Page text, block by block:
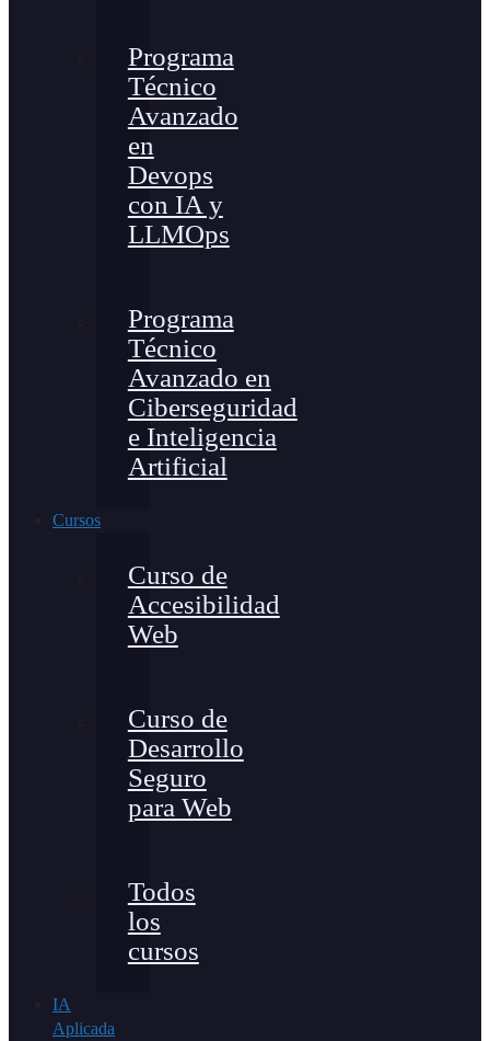
Programa
Técnico
Avanzado
en
Devops
con IA y
LLMOps
Programa
Técnico
Avanzado en
Ciberseguridad
e Inteligencia
Artificial
Cursos
Curso de
Accesibilidad
Web
Curso de
Desarrollo
Seguro
para Web
Todos
los
cursos
IA
Aplicada